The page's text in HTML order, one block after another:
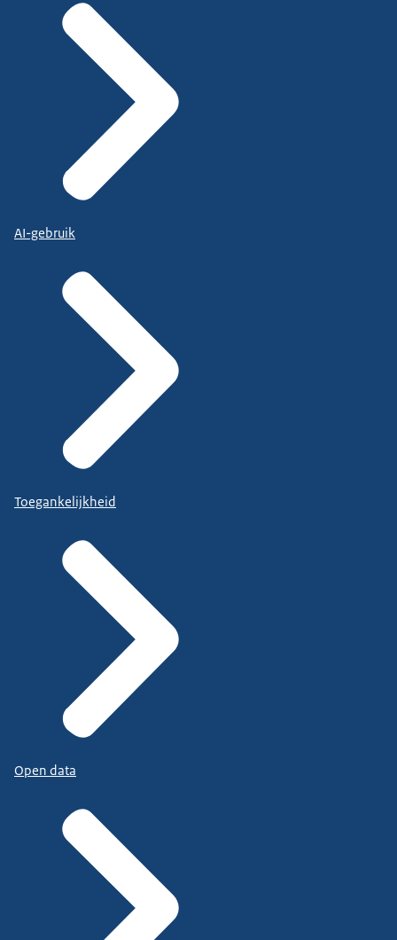
AI-gebruik
Toegankelijkheid
Open data